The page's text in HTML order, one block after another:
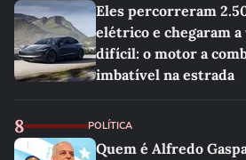
Eles percorreram
elétrico e chegaram a
difícil: o motor a
imbatível na estrada
8 POLÍTICA
Quem é Alfredo